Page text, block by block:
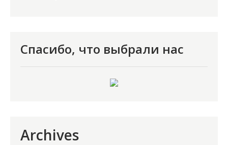
Спасибо, что выбрали нас
Archives